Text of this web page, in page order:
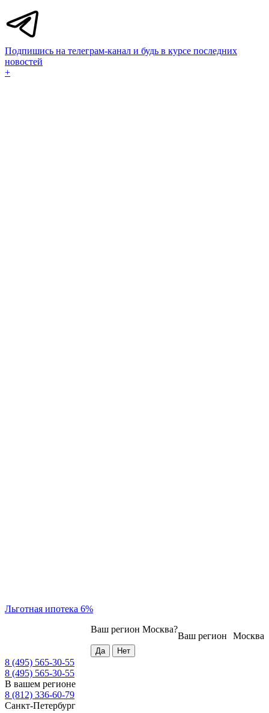
Подпишись на телеграм-канал и будь в курсе последних
новостей
+
Льготная ипотека 6%
Москва
Ваш регион
Ваш регион Москва?
8 (495) 565-30-55
8 (495) 565-30-55
В вашем регионе
8 (812) 336-60-79
Санкт-Петербург